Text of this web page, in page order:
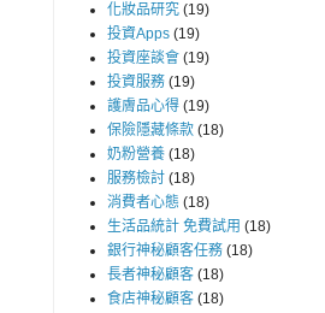
化妝品研究 (19)
投資Apps (19)
投資座談會 (19)
投資服務 (19)
護膚品心得 (19)
保險隱藏條款 (18)
奶粉營養 (18)
服務檢討 (18)
消費者心態 (18)
生活品統計 免費試用 (18)
銀行神秘顧客任務 (18)
長者神秘顧客 (18)
食店神秘顧客 (18)